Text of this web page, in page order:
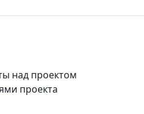
над проектом
проекта